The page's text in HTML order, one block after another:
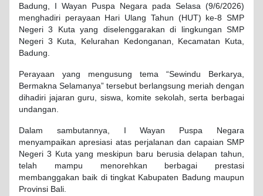
Badung, I Wayan Puspa Negara pada Selasa (9/6/2026)
menghadiri perayaan Hari Ulang Tahun (HUT) ke-8 SMP
Negeri 3 Kuta yang diselenggarakan di lingkungan SMP
Negeri 3 Kuta, Kelurahan Kedonganan, Kecamatan Kuta,
Badung.
Perayaan yang mengusung tema “Sewindu Berkarya,
Bermakna Selamanya” tersebut berlangsung meriah dengan
dihadiri jajaran guru, siswa, komite sekolah, serta berbagai
undangan.
Dalam sambutannya, I Wayan Puspa Negara
menyampaikan apresiasi atas perjalanan dan capaian SMP
Negeri 3 Kuta yang meskipun baru berusia delapan tahun,
telah mampu menorehkan berbagai prestasi
membanggakan baik di tingkat Kabupaten Badung maupun
Provinsi Bali.